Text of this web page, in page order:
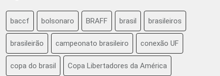
baccf bolsonaro BRAFF brasil brasileiros
brasileirão campeonato brasileiro conexão UF
copa do brasil Copa Libertadores da América